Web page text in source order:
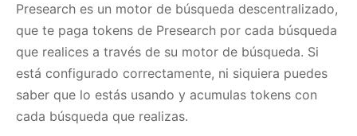
Presearch es un motor de búsqueda descentralizado,
que te paga tokens de Presearch por cada búsqueda
que realices a través de su motor de búsqueda. Si
está configurado correctamente, ni siquiera puedes
saber que lo estás usando y acumulas tokens con
cada búsqueda que realizas.